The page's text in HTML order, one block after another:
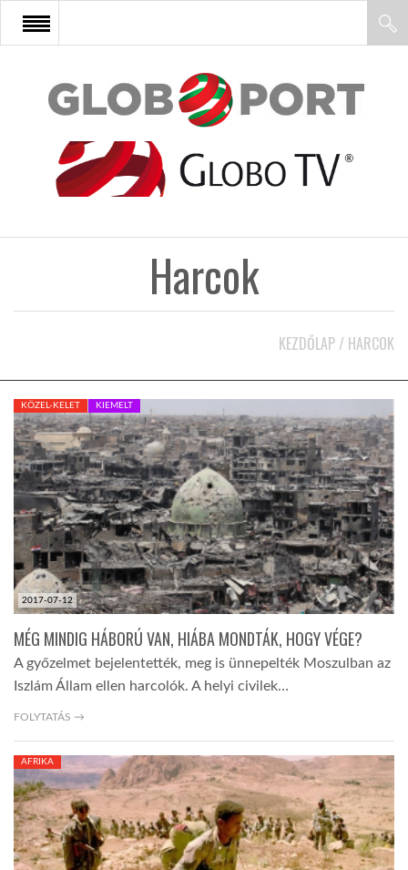
FŐOLDAL
AFRIKA
KÖZEL-KELET
AUSZTRÁLIA
A VILÁG ITTHON
GLOBOTV BP
HÍR3D
TROPICALMAGAZIN
Harcok
KEZDŐLAP / HARCOK
2017-07-12
KÖZEL-KELET KIEMELT
MÉG MINDIG HÁBORÚ VAN, HIÁBA MONDTÁK, HOGY VÉGE?
A győzelmet bejelentették, meg is ünnepelték Moszulban az
Iszlám Állam ellen harcolók. A helyi civilek…
FOLYTATÁS →
AFRIKA